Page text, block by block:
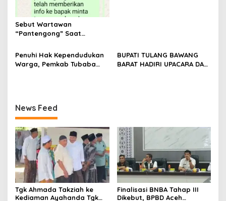
Sebut Wartawan
“Pantengong” Saat
Diduga Langgar Hukum &
Etika, DPR‑Provinsi,
Gubernur dan PLLDA
Penuhi Hak Kependudukan
Warga, Pemkab Tubaba
BUPATI TULANG BAWANG
BARAT HADIRI UPACARA DAN
News Feed
Tgk Ahmada Takziah ke
Kediaman Ayahanda Tgk
Finalisasi BNBA Tahap III
Dikebut, BPBD Aceh